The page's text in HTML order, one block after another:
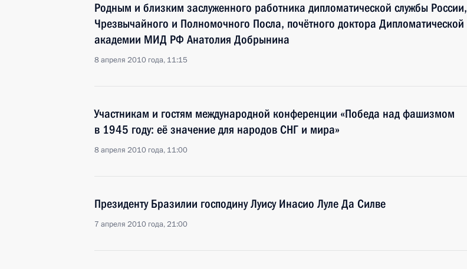
Родным и близким заслуженного работника дипломатической службы России,
Чрезвычайного и Полномочного Посла, почётного доктора Дипломатической
академии МИД РФ Анатолия Добрынина
8 апреля 2010 года, 11:15
Участникам и гостям международной конференции «Победа над фашизмом
в 1945 году: её значение для народов СНГ и мира»
8 апреля 2010 года, 11:00
Президенту Бразилии господину Луису Инасио Луле Да Силве
7 апреля 2010 года, 21:00